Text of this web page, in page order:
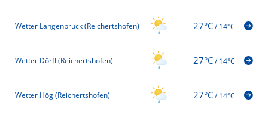
Wetter Langenbruck (Reichertshofen) 27°C/14°C
Wetter Dörfl (Reichertshofen) 27°C/14°C
Wetter Hög (Reichertshofen) 27°C/14°C